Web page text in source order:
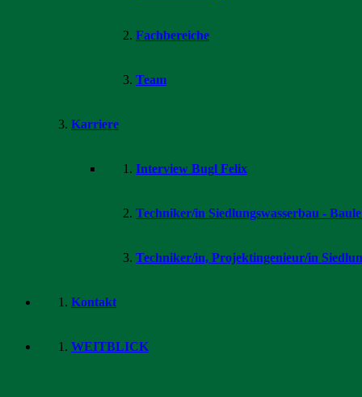
Fachbereiche
Team
Karriere
Interview Bugl Felix
Techniker/in Siedlungswasserbau -
Techniker/in, Projektingenieur/in
Kontakt
WEITBLICK